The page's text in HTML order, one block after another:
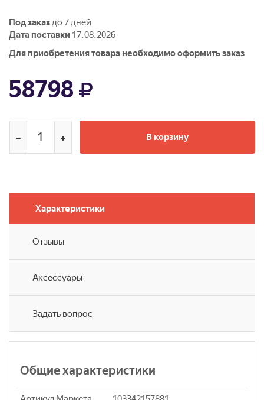
Под заказдо 7 дней
Дата поставки 17.08.2026
Для приобретения товара необходимо оформить заказ
58798
В корзину
Характеристики
Отзывы
Аксессуары
Задать вопрос
Общие характеристики